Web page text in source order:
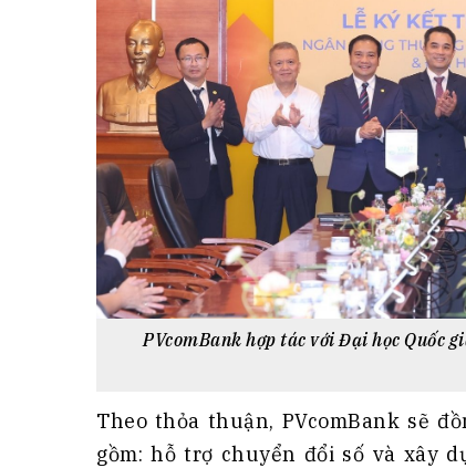
GÓP Ý CHÍNH SÁCH
Tư vấn – Hỏi đáp
Tra cứu văn bản
ĐẤU GIÁ
PVcomBank hợp tác với Đại học Quốc
Theo thỏa thuận, PVcomBank sẽ
gồm: hỗ trợ chuyển đổi số và xây